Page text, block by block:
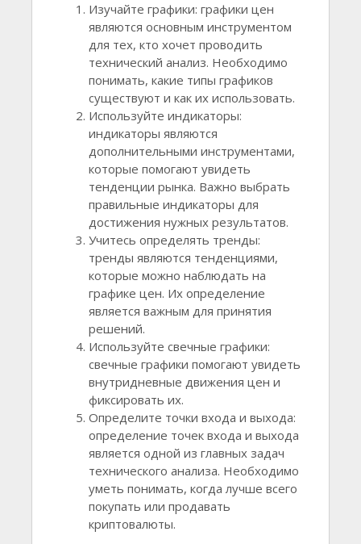
Изучайте графики: графики цен
являются основным инструментом
для тех, кто хочет проводить
технический анализ. Необходимо
понимать, какие типы графиков
существуют и как их использовать.
Используйте индикаторы:
индикаторы являются
дополнительными инструментами,
которые помогают увидеть
тенденции рынка. Важно выбрать
правильные индикаторы для
достижения нужных результатов.
Учитесь определять тренды:
тренды являются тенденциями,
которые можно наблюдать на
графике цен. Их определение
является важным для принятия
решений.
Используйте свечные графики:
свечные графики помогают увидеть
внутридневные движения цен и
фиксировать их.
Определите точки входа и выхода:
определение точек входа и выхода
является одной из главных задач
технического анализа. Необходимо
уметь понимать, когда лучше всего
покупать или продавать
криптовалюты.